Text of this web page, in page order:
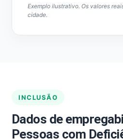
Exemplo ilustrativo. Os valores
cidade.
INCLUSÃO
Dados de
Pessoas com